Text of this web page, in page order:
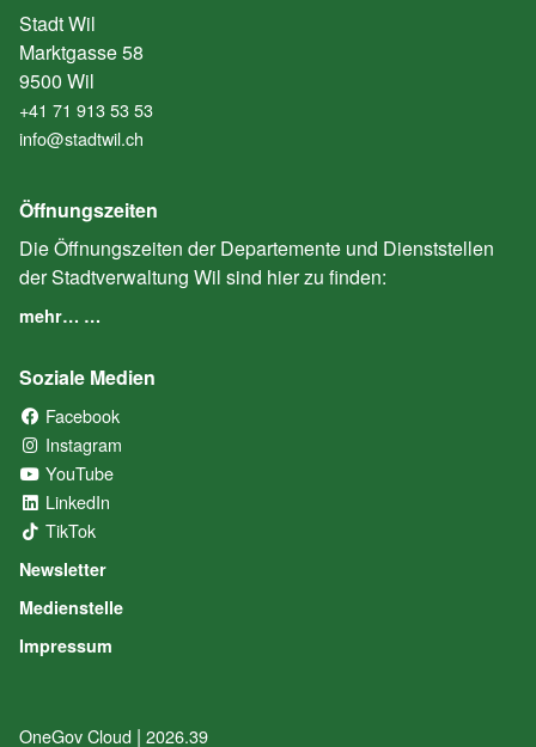
Stadt Wil
Marktgasse 58
9500 Wil
+41 71 913 53 53
info@stadtwil.ch
Öffnungszeiten
Die Öffnungszeiten der Departemente und Dienststellen
der Stadtverwaltung Wil sind hier zu finden:
mehr… …
Soziale Medien
Facebook
Instagram
YouTube
LinkedIn
TikTok
Newsletter
Medienstelle
Impressum
OneGov Cloud (External Link)
| 2026.39